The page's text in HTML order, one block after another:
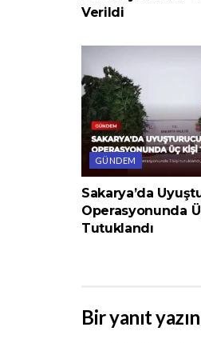
Verildi
GÜNDEM
Sakarya’da
Operasyonunda
Tutuklandı
Bir yanıt yazın